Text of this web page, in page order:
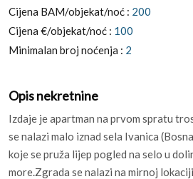
Cijena BAM/objekat/noć : 200
Cijena €/objekat/noć : 100
Minimalan broj noćenja : 2
Opis nekretnine
Izdaje je apartman na prvom spratu
se nalazi malo iznad sela Ivanica
koje se pruža lijep pogled na selo u
more.Zgrada se nalazi na mirnoj